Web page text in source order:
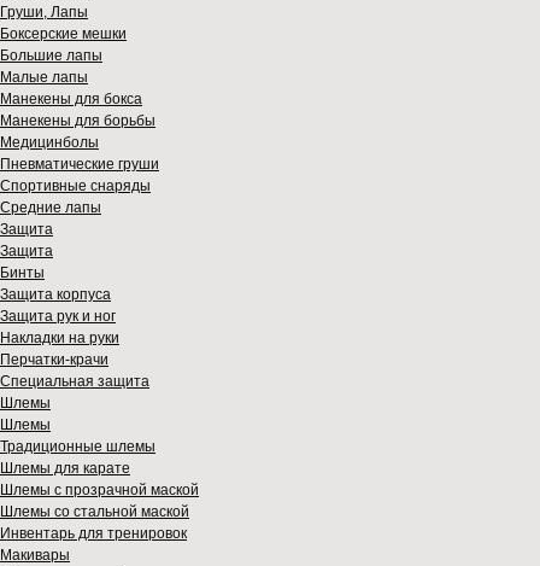
Груши, Лапы
Боксерские мешки
Большие лапы
Малые лапы
Манекены для бокса
Манекены для борьбы
Медицинболы
Пневматические груши
Спортивные снаряды
Средние лапы
Защита
Защита
Бинты
Защита корпуса
Защита рук и ног
Накладки на руки
Перчатки-крачи
Специальная защита
Шлемы
Шлемы
Традиционные шлемы
Шлемы для карате
Шлемы с прозрачной маской
Шлемы со стальной маской
Инвентарь для тренировок
Макивары